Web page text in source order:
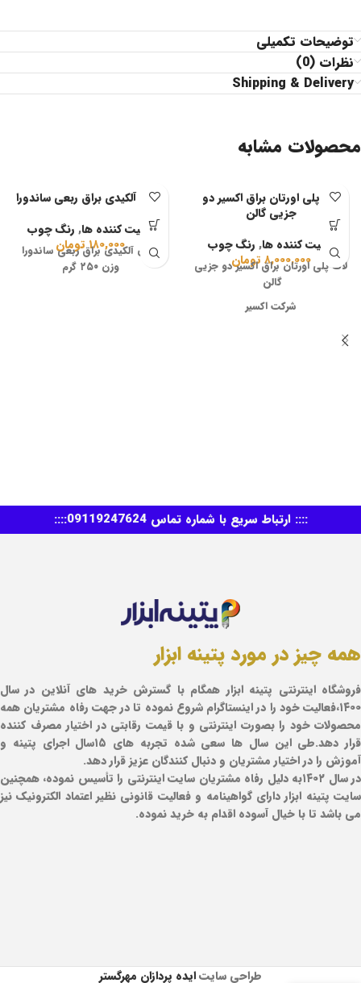
توضیحات تکمیلی
نظرات (0)
Shipping & Delivery
محصولات مشابه
لاک پلی اورتان براق اکسیر دو
جزیی گالن
تثبیت کننده ها, رنگ چوب
۸,۰۰۰,۰۰۰ تومان
لاک پلی اورتان براق اکسیر دو جزیی
گالن
شرکت اکسیر
جلای آلکیدی براق ربعی ساندورا
تثبیت کننده ها, رنگ چوب
۱۸۰,۰۰۰ تومان
جلای آلکیدی براق ربعی ساندورا
وزن ۲۵۰ گرم
:::: ارتباط سریع با شماره تماس 09119247624::::
همه چیز در مورد پتینه ابزار
فروشگاه اینترنتی پتینه ابزار همگام با گسترش خرید های آنلاین در سال
۱۴۰۰،فعالیت خود را در اینستاگرام شروع نموده تا در جهت رفاه مشتریان همه
محصولات خود را بصورت اینترنتی و با قیمت رقابتی در اختیار مصرف کننده
قرار دهد.طی این سال ها سعی شده تجربه های ۱۵سال اجرای پتینه و
آموزش را در اختیار مشتریان و دنبال کنندگان عزیز قرار دهد.
در سال ۱۴۰۲به دلیل رفاه مشتریان سایت اینترنتی را تأسیس نموده، همچنین
سایت پتینه ابزار دارای گواهینامه و فعالیت قانونی نظیر اعتماد الکترونیک نیز
می باشد تا با خیال آسوده اقدام به خرید نموده.
طراحی سایتایده پردازان مهرگستر